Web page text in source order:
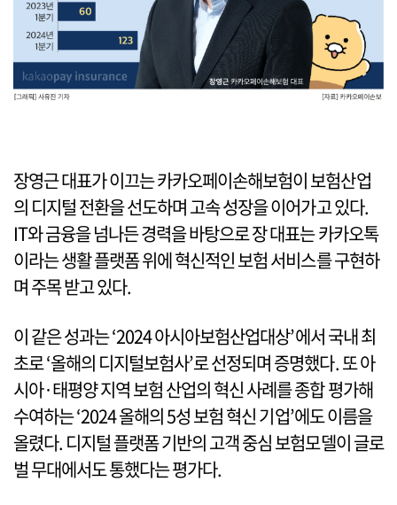
장영근 대표가 이끄는 카카오페이손해보험이 보험산업
의 디지털 전환을 선도하며 고속 성장을 이어가고 있다.
IT와 금융을 넘나든 경력을 바탕으로 장 대표는 카카오톡
이라는 생활 플랫폼 위에 혁신적인 보험 서비스를 구현하
며 주목 받고 있다.
이 같은 성과는 ‘2024 아시아보험산업대상’에서 국내 최
초로 ‘올해의 디지털보험사’로 선정되며 증명했다. 또 아
시아·태평양 지역 보험 산업의 혁신 사례를 종합 평가해
수여하는 ‘2024 올해의 5성 보험 혁신 기업’에도 이름을
올렸다. 디지털 플랫폼 기반의 고객 중심 보험모델이 글로
벌 무대에서도 통했다는 평가다.